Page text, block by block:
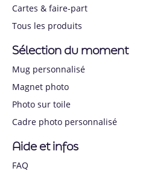
Cartes & faire-part
Tous les produits
Sélection du moment
Mug personnalisé
Magnet photo
Photo sur toile
Cadre photo personnalisé
Aide et infos
FAQ